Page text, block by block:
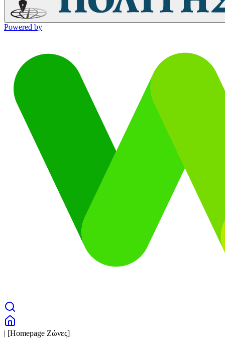
Powered by
| [Homepage Ζώνες]